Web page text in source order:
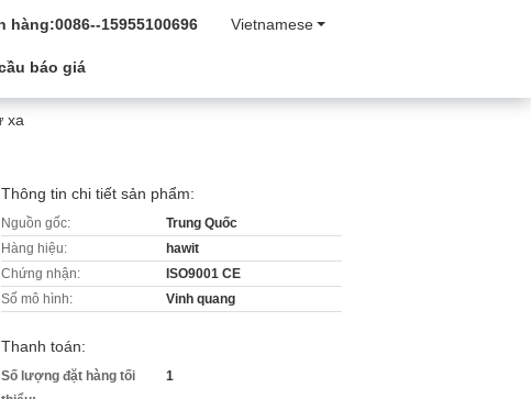
Vietnamese
hàng:0086--15955100696
báo giá
xa
Thông tin chi tiết sản phẩm:
Nguồn gốc:
Trung Quốc
Hàng hiệu:
hawit
Chứng nhận:
ISO9001 CE
Số mô hình:
Vinh quang
Thanh toán:
Số lượng đặt hàng tối
1